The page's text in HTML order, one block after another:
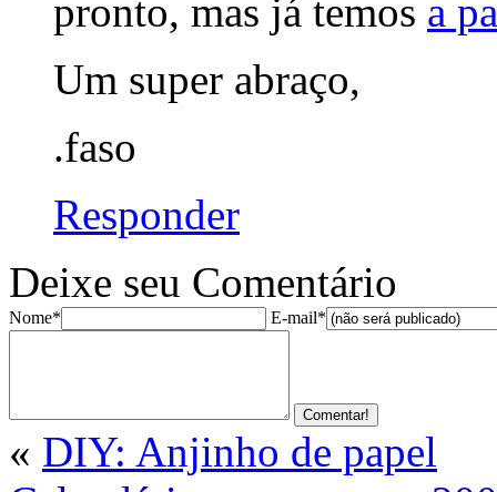
pronto, mas já temos a
Um super abraço,
.faso
Responder
Deixe seu Comentário
Nome* E-mail*
« DIY: Anjinho de papel